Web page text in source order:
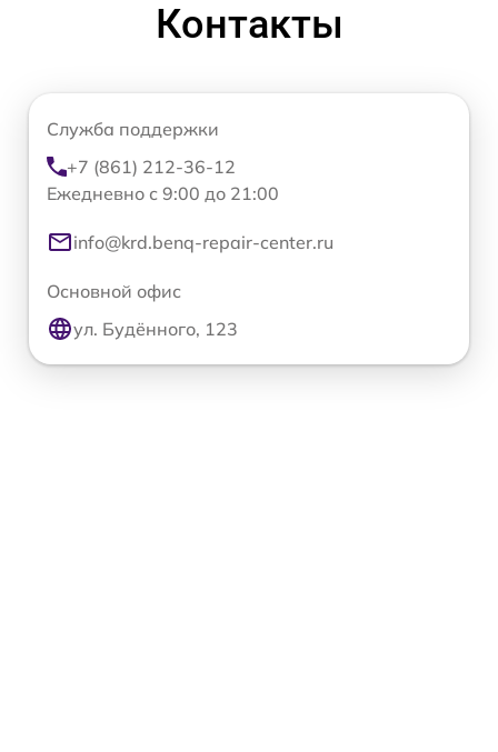
Контакты
Служба поддержки
+7 (861) 212-36-12
Ежедневно с 9:00 до 21:00
info@krd.benq-repair-center.ru
Основной офис
ул. Будённого, 123